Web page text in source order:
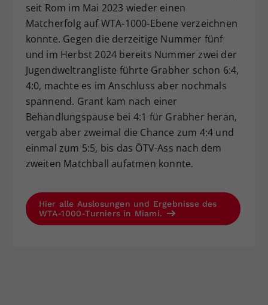
seit Rom im Mai 2023 wieder einen
Matcherfolg auf WTA-1000-Ebene verzeichnen
konnte. Gegen die derzeitige Nummer fünf
und im Herbst 2024 bereits Nummer zwei der
Jugendweltrangliste führte Grabher schon 6:4,
4:0, machte es im Anschluss aber nochmals
spannend. Grant kam nach einer
Behandlungspause bei 4:1 für Grabher heran,
vergab aber zweimal die Chance zum 4:4 und
einmal zum 5:5, bis das ÖTV-Ass nach dem
zweiten Matchball aufatmen konnte.
Hier alle Auslosungen und Ergebnisse des
WTA-1000-Turniers in Miami.